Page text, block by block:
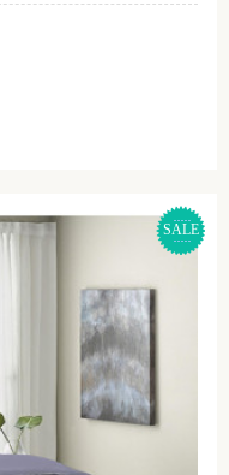
SALE